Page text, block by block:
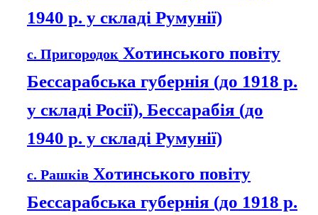
1940 р. у складі Румунії)
с. Пригородок Хотинського повіту
Бессарабська губернія (до 1918 р.
у складі Росії), Бессарабія (до
1940 р. у складі Румунії)
с. Рашків Хотинського повіту
Бессарабська губернія (до 1918 р.